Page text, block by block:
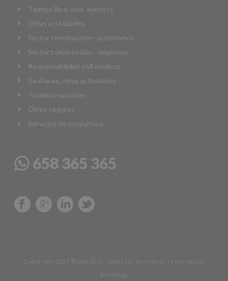
Tiempo libre, ocio, eventos
Otras actividades
Sector construcción - autónomos
Sector construcción - empresas
Responsabilidad civil médicos
Sanitarias, otras actividades
Terapias naturales
Otros seguros
Servicios de consultoría
658 365 365
Copyright 2017 © 365 SEG. Todos los derechos reservados.